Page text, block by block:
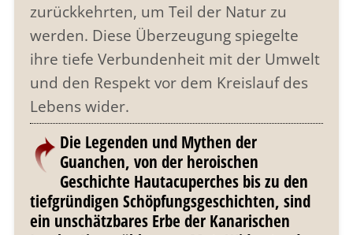
zurückkehrten, um Teil der Natur zu
werden. Diese Überzeugung spiegelte
ihre tiefe Verbundenheit mit der Umwelt
und den Respekt vor dem Kreislauf des
Lebens wider.
Die Legenden und Mythen der
Guanchen, von der heroischen
Geschichte Hautacuperches bis zu den
tiefgründigen Schöpfungsgeschichten, sind
ein unschätzbares Erbe der Kanarischen